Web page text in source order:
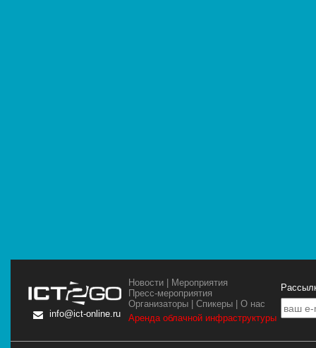
info@ict-online.ru
Новости
Мероприятия
Пресс-мероприятия
Организаторы |Спикеры |О нас
Аренда облачной инфраструктуры